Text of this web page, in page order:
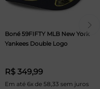
Boné 59FIFTY MLB New York
Yankees Double Logo
R$ 349,99
Em até 6x de 58,33 sem juros